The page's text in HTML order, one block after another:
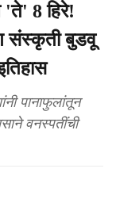
'ते' 8 हिरे!
संस्कृती बुडवू
पानाफुलांतून
वनस्पतींची